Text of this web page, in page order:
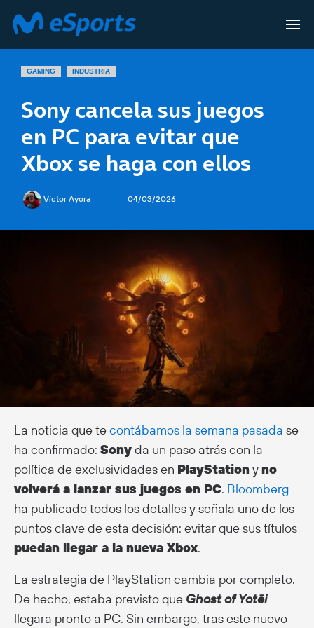
GAMING INDUSTRIA
Sony cancela sus juegos
en PC para evitar que
Xbox se haga con ellos
Víctor Ayora 04/03/2026
La noticia que tecontábamos la semana pasada se
ha confirmado: Sonyda un paso atrás con la
política de exclusividades en PlayStationyno
volverá a lanzar sus juegos en PC. Bloomberg
ha publicado todos los detalles y señala uno de los
puntos clave de esta decisión: evitar que sus títulos
puedan llegar a la nueva Xbox.
La estrategia de PlayStation cambia por completo.
De hecho, estaba previsto que Ghost of Yotēi
llegara pronto a PC. Sin embargo, tras este nuevo